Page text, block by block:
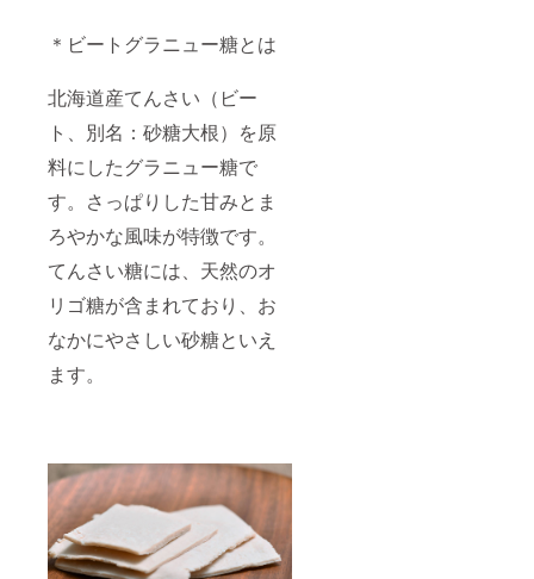
＊ビートグラニュー糖とは
北海道産てんさい（ビー
ト、別名：砂糖大根）を原
料にしたグラニュー糖で
す。さっぱりした甘みとま
ろやかな風味が特徴です。
てんさい糖には、天然のオ
リゴ糖が含まれており、お
なかにやさしい砂糖といえ
ます。